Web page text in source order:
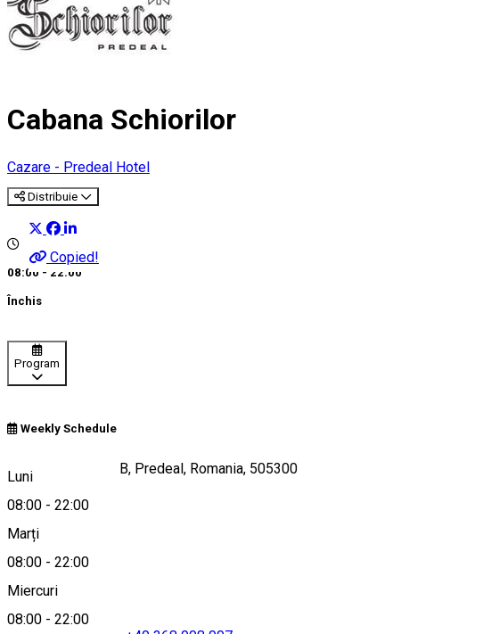
Cabana Schiorilor
Cazare - Predeal Hotel
Distribuie
Copied!
08:00 - 22:00
Închis
Program
Weekly Schedule
Luni
08:00 - 22:00
Marți
08:00 - 22:00
Miercuri
08:00 - 22:00
Str.Teleferic, Nr. 8 B, Predeal, Romania, 505300
Hartă